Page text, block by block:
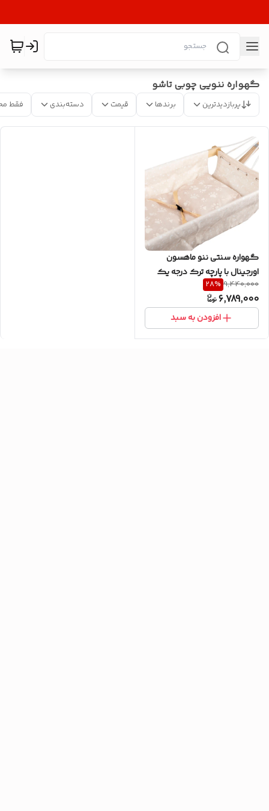
گهواره ننویی چوبی تاشو
پربازدیدترین برندها قیمت دسته‌بندی فقط
گهواره سنتی ننو ماهسون
اورجینال با پارچه ترک درجه یک
همراه با پشه بند.
9,440,000
28%
6,789,000
افزودن به سبد